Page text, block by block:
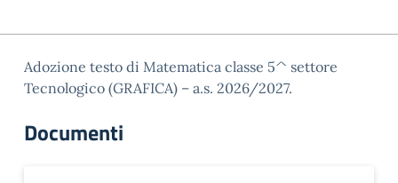
Adozione testo di Matematica classe 5^ settore
Tecnologico (GRAFICA) – a.s. 2026/2027.
Documenti